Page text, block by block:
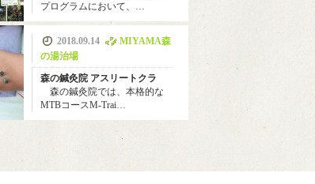
プログラムにおいて、…
2018.09.14
MIYAMA森
の湯治場
森の鍼灸院 アスリートクラ
森の鍼灸院では、本格的な
MTBコースM-Trai…